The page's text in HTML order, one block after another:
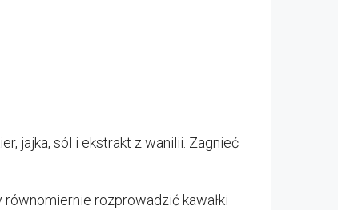
jajka, sól i ekstrakt z wanilii. Zagnieć
rozprowadzić kawałki